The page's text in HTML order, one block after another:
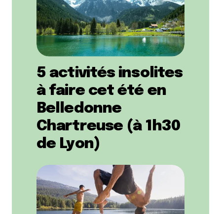
5 activités insolites
à faire cet été en
Belledonne
Chartreuse (à 1h30
de Lyon)